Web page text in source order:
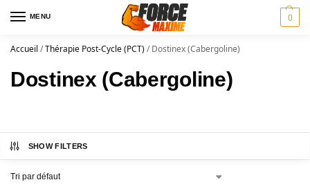
MENU 0
Accueil /Thérapie Post-Cycle (PCT)/Dostinex (Cabergoline)
Dostinex (Cabergoline)
SHOW FILTERS